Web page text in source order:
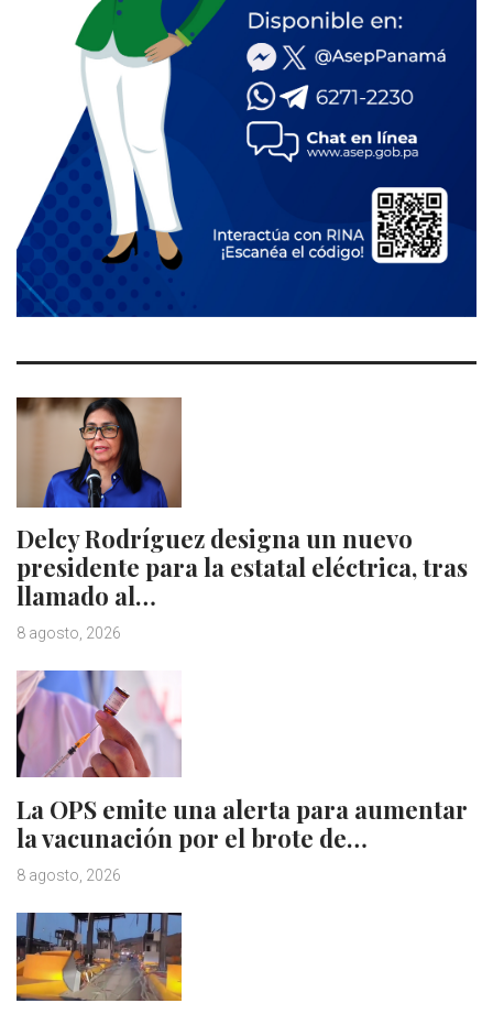
Delcy Rodríguez designa un nuevo
presidente para la estatal eléctrica, tras
llamado al…
8 agosto, 2026
La OPS emite una alerta para aumentar
la vacunación por el brote de…
8 agosto, 2026